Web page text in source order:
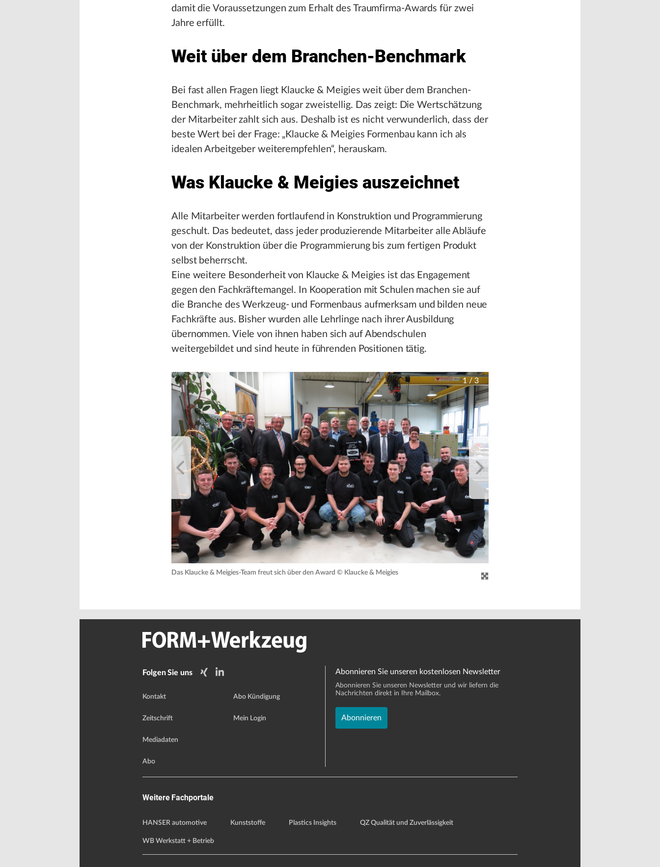
damit die Voraussetzungen zum Erhalt des Traumfirma-Awards für zwei
Jahre erfüllt.
Weit über dem Branchen-Benchmark
Bei fast allen Fragen liegt Klaucke & Meigies weit über dem Branchen-
Benchmark, mehrheitlich sogar zweistellig. Das zeigt: Die Wertschätzung
der Mitarbeiter zahlt sich aus. Deshalb ist es nicht verwunderlich, dass der
beste Wert bei der Frage: „Klaucke & Meigies Formenbau kann ich als
idealen Arbeitgeber weiterempfehlen“, herauskam.
Was Klaucke & Meigies auszeichnet
Alle Mitarbeiter werden fortlaufend in Konstruktion und Programmierung
geschult. Das bedeutet, dass jeder produzierende Mitarbeiter alle Abläufe
von der Konstruktion über die Programmierung bis zum fertigen Produkt
selbst beherrscht.
Eine weitere Besonderheit von Klaucke & Meigies ist das Engagement
gegen den Fachkräftemangel. In Kooperation mit Schulen machen sie auf
die Branche des Werkzeug- und Formenbaus aufmerksam und bilden neue
Fachkräfte aus. Bisher wurden alle Lehrlinge nach ihrer Ausbildung
übernommen. Viele von ihnen haben sich auf Abendschulen
weitergebildet und sind heute in führenden Positionen tätig.
1 / 3
Das Klaucke & Meigies-Team freut sich über den Award © Klaucke & Meigies
Folgen Sie uns
Kontakt
Zeitschrift
Mediadaten
Abo
Abo Kündigung
Mein Login
Abonnieren Sie unseren kostenlosen Newsletter
Abonnieren Sie unseren Newsletter und wir liefern die
Nachrichten direkt in Ihre Mailbox.
Abonnieren
Weitere Fachportale
HANSER automotive Kunststoffe Plastics Insights QZ Qualität und Zuverlässigkeit
WB Werkstatt + Betrieb